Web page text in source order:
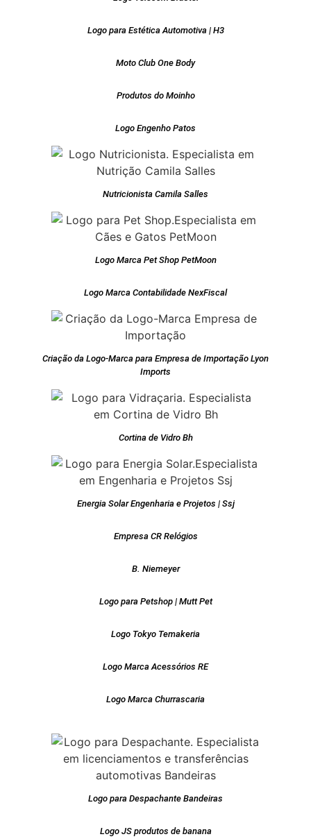
Logo para Estética Automotiva | H3
Moto Club One Body
Produtos do Moinho
Logo Engenho Patos
Nutricionista Camila Salles
Logo Marca Pet Shop PetMoon
Logo Marca Contabilidade NexFiscal
Criação da Logo-Marca para Empresa de Importação Lyon
Imports
Cortina de Vidro Bh
Energia Solar Engenharia e Projetos | Ssj
Empresa CR Relógios
B. Niemeyer
Logo para Petshop | Mutt Pet
Logo Tokyo Temakeria
Logo Marca Acessórios RE
Logo Marca Churrascaria
Logo para Despachante Bandeiras
Logo JS produtos de banana